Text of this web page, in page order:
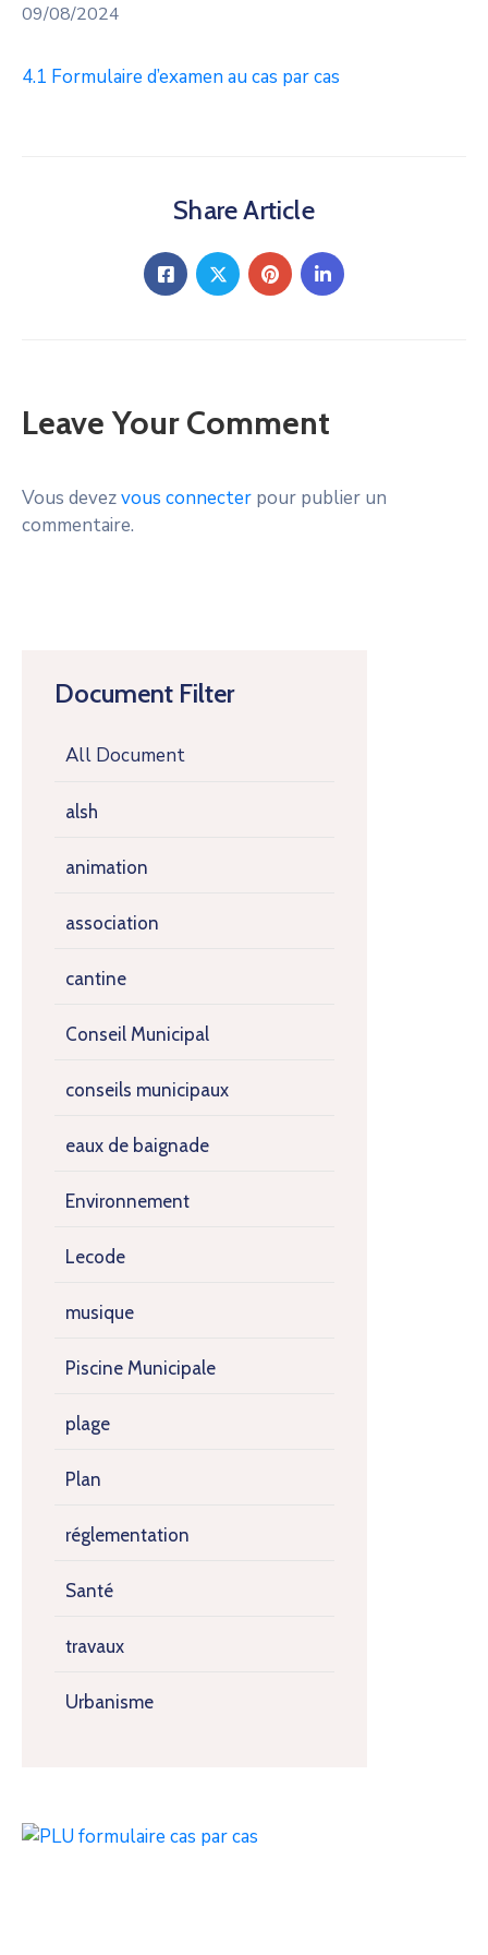
Document Filter
All Document
alsh
animation
association
cantine
Conseil Municipal
conseils municipaux
eaux de baignade
Environnement
Lecode
musique
Piscine Municipale
plage
Plan
réglementation
Santé
travaux
Urbanisme
09/08/2024
4.1 Formulaire d’examen au cas par cas
Share Article
Leave Your Comment
Vous devezvous connecter pour publier un
commentaire.